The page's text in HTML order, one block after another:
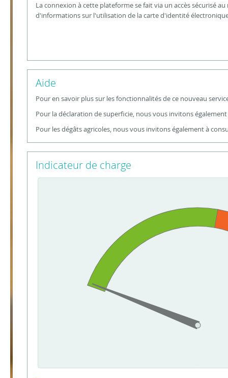
La connexion à cette plateforme se fait via un accès sécurisé
d'informations sur l'utilisation de la carte d'identité
Aide
Pour en savoir plus sur les fonctionnalités de ce nouveau
Pour la déclaration de superficie, nous vous invitons
Pour les dégâts agricoles, nous vous invitons également à
Indicateur de charge